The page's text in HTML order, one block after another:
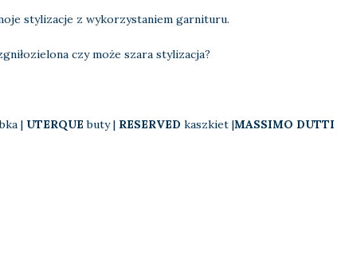
stylizacje z wykorzystaniem garnituru.
czy może szara stylizacja?
| UTERQUE buty | RESERVED kaszkiet |MASSIMO DUTTI